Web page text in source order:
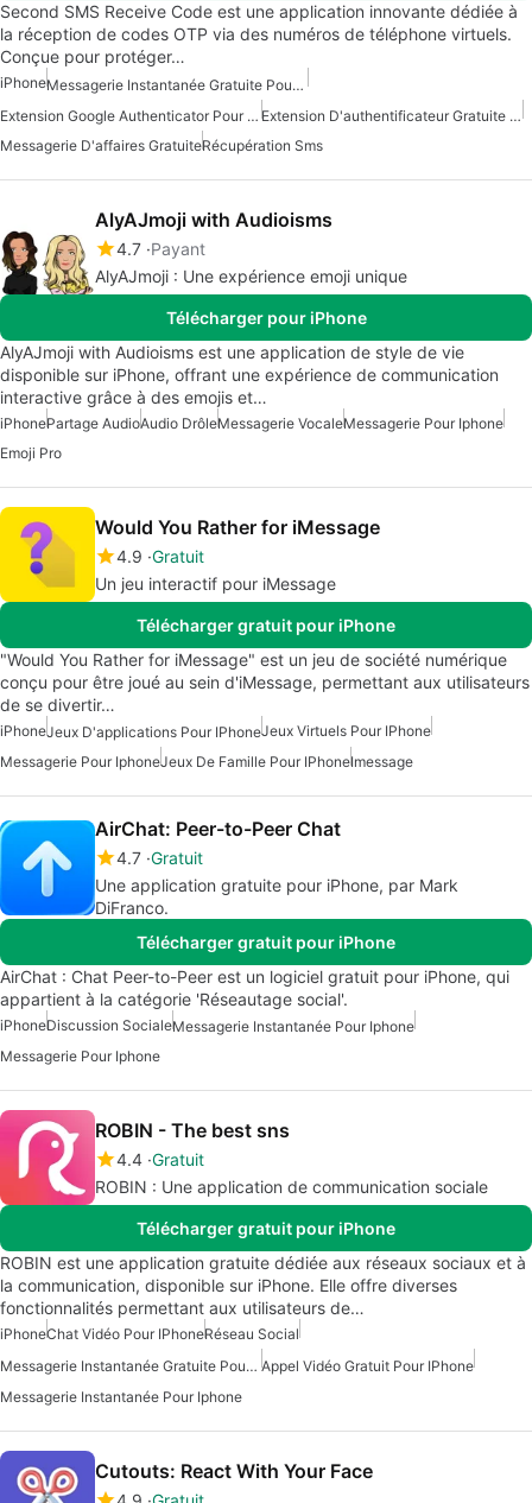
Second SMS Receive Code est une application innovante dédiée à
la réception de codes OTP via des numéros de téléphone virtuels.
Conçue pour protéger…
iPhone
Messagerie Instantanée Gratuite Pour IPhone
Extension Google Authenticator Pour IPhone
Extension D'authentificateur Gratuite Pour IPhone
Messagerie D'affaires GratuiteRécupération Sms
AlyAJmoji with Audioisms
4.7 Payant
AlyAJmoji : Une expérience emoji unique
Télécharger pour iPhone
AlyAJmoji with Audioisms est une application de style de vie
disponible sur iPhone, offrant une expérience de communication
interactive grâce à des emojis et…
iPhonePartage AudioAudio DrôleMessagerie VocaleMessagerie Pour Iphone
Emoji Pro
Would You Rather for iMessage
4.9 Gratuit
Un jeu interactif pour iMessage
Télécharger gratuit pour iPhone
"Would You Rather for iMessage" est un jeu de société numérique
conçu pour être joué au sein d'iMessage, permettant aux utilisateurs
de se divertir…
iPhoneJeux D'applications Pour IPhoneJeux Virtuels Pour IPhone
Messagerie Pour IphoneJeux De Famille Pour IPhoneImessage
AirChat: Peer-to-Peer Chat
4.7 Gratuit
Une application gratuite pour iPhone, par Mark
DiFranco.
Télécharger gratuit pour iPhone
AirChat : Chat Peer-to-Peer est un logiciel gratuit pour iPhone, qui
appartient à la catégorie 'Réseautage social'.
iPhoneDiscussion SocialeMessagerie Instantanée Pour Iphone
Messagerie Pour Iphone
ROBIN - The best sns
4.4 Gratuit
ROBIN : Une application de communication sociale
Télécharger gratuit pour iPhone
ROBIN est une application gratuite dédiée aux réseaux sociaux et à
la communication, disponible sur iPhone. Elle offre diverses
fonctionnalités permettant aux utilisateurs de…
iPhoneChat Vidéo Pour IPhoneRéseau Social
Messagerie Instantanée Gratuite Pour IPhone Appel Vidéo Gratuit Pour IPhone
Messagerie Instantanée Pour Iphone
Cutouts: React With Your Face